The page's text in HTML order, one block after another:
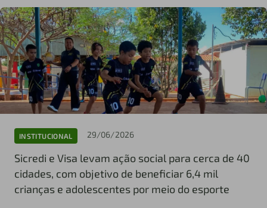
INSTITUCIONAL 29/06/2026
Sicredi e Visa levam ação social para cerca de 40
cidades, com objetivo de beneficiar 6,4 mil
crianças e adolescentes por meio do esporte